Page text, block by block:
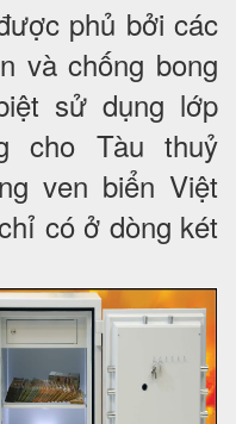
phủ bởi các
và chống bong
sử dụng lớp
cho Tàu thuỷ
ven biển Việt
có ở dòng két